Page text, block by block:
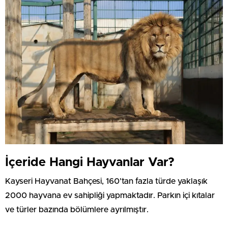
İçeride Hangi Hayvanlar Var?
Kayseri Hayvanat Bahçesi, 160’tan fazla türde yaklaşık
2000 hayvana ev sahipliği yapmaktadır. Parkın içi kıtalar
ve türler bazında bölümlere ayrılmıştır.